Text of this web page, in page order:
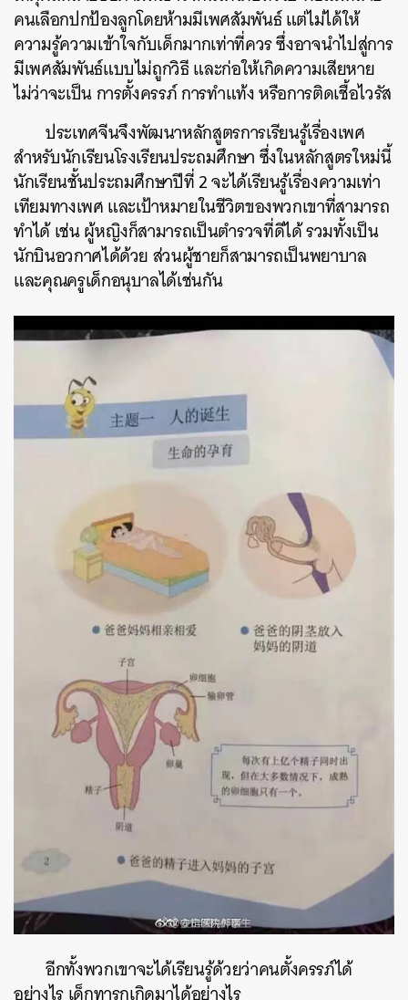
คนเลือกปกป้องลูกโดยห้ามมีเพศสัมพันธ์ แต่ไม่ได้ให้
ความรู้ความเข้าใจกับเด็กมากเท่าที่ควร ซึ่งอาจนำไปสู่การ
มีเพศสัมพันธ์แบบไม่ถูกวิธี และก่อให้เกิดความเสียหาย
ไม่ว่าจะเป็น การตั้งครรภ์ การทำแท้ง หรือการติดเชื้อไวรัส
ประเทศจีนจึงพัฒนาหลักสูตรการเรียนรู้เรื่องเพศ
สำหรับนักเรียนโรงเรียนประถมศึกษา ซึ่งในหลักสูตรใหม่นี้
นักเรียนชั้นประถมศึกษาปีที่ 2 จะได้เรียนรู้เรื่องความเท่า
เทียมทางเพศ และเป้าหมายในชีวิตของพวกเขาที่สามารถ
ทำได้ เช่น ผู้หญิงก็สามารถเป็นตำรวจที่ดีได้ รวมทั้งเป็น
นักบินอวกาศได้ด้วย ส่วนผู้ชายก็สามารถเป็นพยาบาล
และคุณครูเด็กอนุบาลได้เช่นกัน
อีกทั้งพวกเขาจะได้เรียนรู้ด้วยว่าคนตั้งครรภ์ได้